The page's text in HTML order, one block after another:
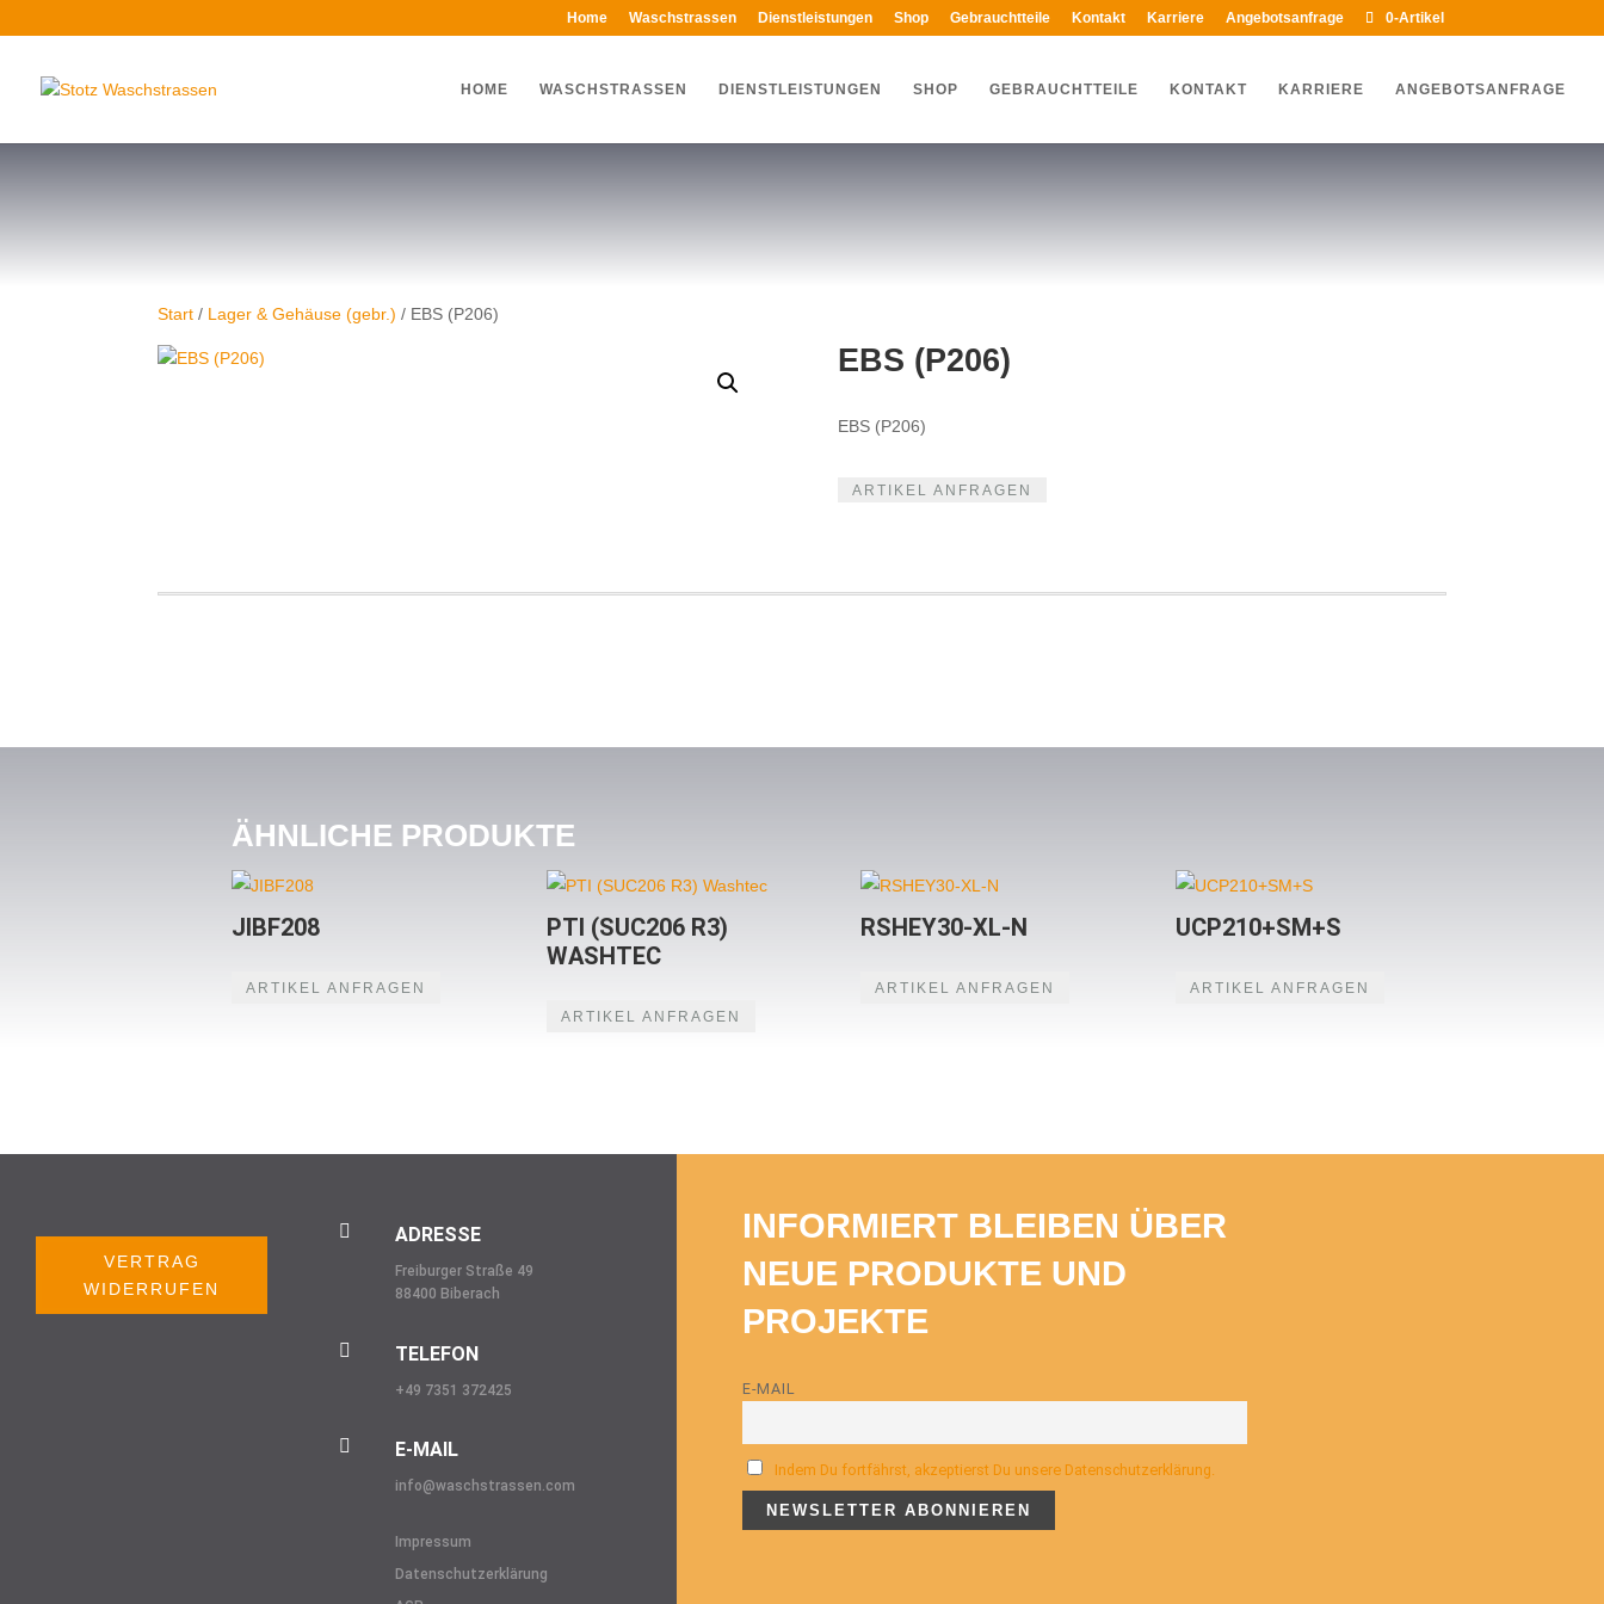
Home Waschstrassen Dienstleistungen Shop Gebrauchtteile Kontakt Karriere Angebotsanfrage 0-Artikel
HOME WASCHSTRASSEN DIENSTLEISTUNGEN SHOP GEBRAUCHTTEILE KONTAKT KARRIERE ANGEBOTSANFRAGE
Start / Lager & Gehäuse (gebr.) / EBS (P206)
EBS (P206)
EBS (P206)
ARTIKEL ANFRAGEN
ÄHNLICHE PRODUKTE
JIBF208
ARTIKEL ANFRAGEN
PTI (SUC206 R3)
WASHTEC
ARTIKEL ANFRAGEN
RSHEY30-XL-N
ARTIKEL ANFRAGEN
UCP210+SM+S
ARTIKEL ANFRAGEN
VERTRAG
WIDERRUFEN
 ADRESSE
Freiburger Straße 49
88400 Biberach
 TELEFON
+49 7351 372425
 E-MAIL
info@waschstrassen.com
Impressum
Datenschutzerklärung
INFORMIERT BLEIBEN ÜBER
NEUE PRODUKTE UND
PROJEKTE
E-MAIL
Indem Du fortfährst, akzeptierst Du unsere Datenschutzerklärung.